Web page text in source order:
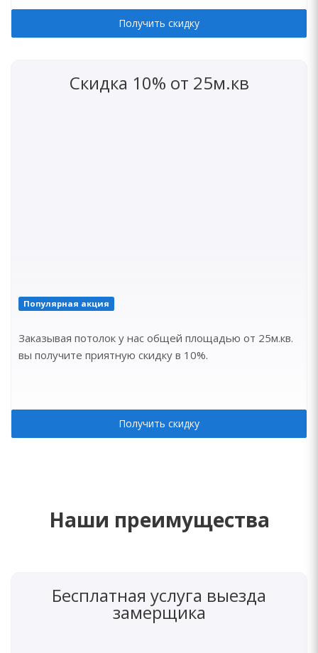
Получить скидку
Скидка 10% от 25м.кв
Популярная акция
Заказывая потолок у нас общей площадью от 25м.кв.
вы получите приятную скидку в 10%.
Получить скидку
Наши преимущества
Бесплатная услуга выезда
замерщика